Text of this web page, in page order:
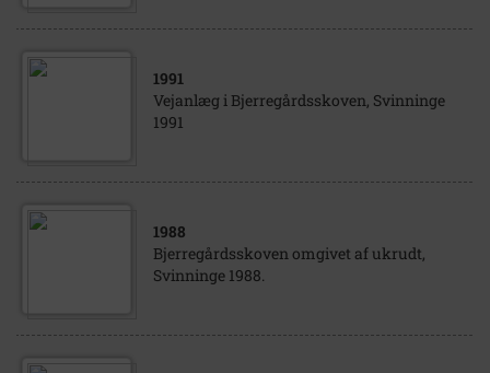
1991
Vejanlæg i Bjerregårdsskoven, Svinninge
1991
1988
Bjerregårdsskoven omgivet af ukrudt,
Svinninge 1988.